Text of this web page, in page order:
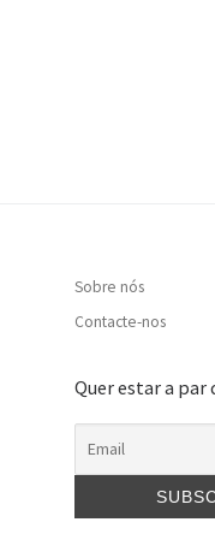
Sobre nós
Contacte-nos
Quer estar a par